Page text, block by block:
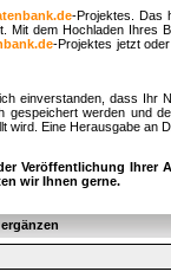
-Projektes. Das
Mit dem Hochladen Ihres
-Projektes jetzt
einverstanden, dass Ihr
gespeichert werden und
wird. Eine Herausgabe an
Veröffentlichung
wir Ihnen gerne.